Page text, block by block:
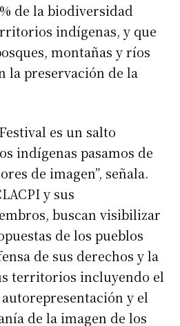
de la biodiversidad
indígenas, y que
montañas y ríos
la preservación de la
es un salto
indígenas pasamos de
de imagen”, señala.
y sus
buscan visibilizar
de los pueblos
de sus derechos y la
territorios incluyendo el
y el
de la imagen de los